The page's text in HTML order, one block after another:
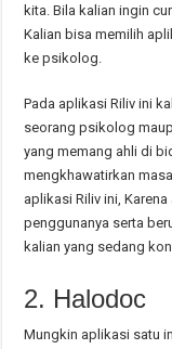
kita. Bila kalian ingin
Kalian bisa memilih
ke psikolog.
Pada aplikasi Riliv ini
seorang psikolog
yang memang ahli di
mengkhawatirkan
aplikasi Riliv ini,
penggunanya serta
kalian yang sedang
2. Halodoc
Mungkin aplikasi satu